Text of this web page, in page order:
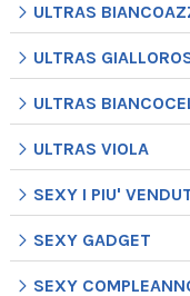
ULTRAS
ULTRAS
ULTRAS
ULTRAS VIOLA
SEXY I PIU'
SEXY GADGET
SEXY